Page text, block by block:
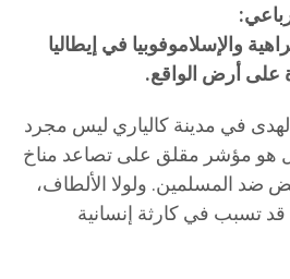
والإسلاموفوبيا في إيطاليا
على أرض الواقع.
في مدينة كالياري ليس مجرد
هو مؤشر مقلق على تصاعد مناخ
ضد المسلمين. ولولا الألطاف،
تسبب في كارثة إنسانية